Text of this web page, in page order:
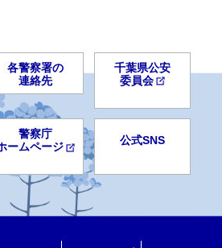
各警察署の
連絡先
千葉県公安
委員会
警察庁
ームページ
公式SNS